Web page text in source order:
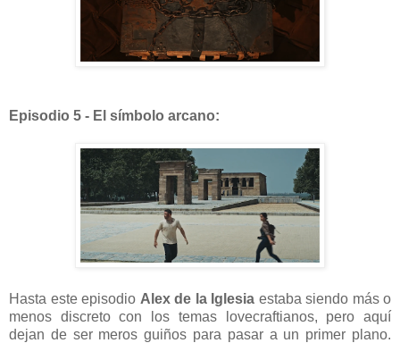
Episodio 5 - El símbolo arcano:
Hasta este episodio Alex de la Iglesia estaba siendo más o
menos discreto con los temas lovecraftianos, pero aquí
dejan de ser meros guiños para pasar a un primer plano.